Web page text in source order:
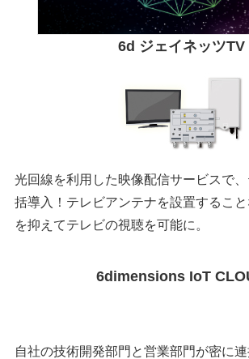
6d ジェイネッツTV
光回線を利用した映像配信サービスで
括導入！テレビアンテナを設置するこ
を抑えてテレビの視聴を可能に。
6dimensions IoT
自社の技術開発部門と営業部門が密に